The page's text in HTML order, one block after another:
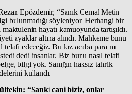
Epözdemir, “Sanık Cemal Metin
bulunmadığı söyleniyor. Herhangi bir
hayatı kamuoyunda tartışıldı.
ayaklar altına alındı. Mahkeme bunu
telafi edeceğiz. Bu kız acaba para mı
dedi insanlar. Biz bunu nasıl telafi
bilgi yok. Sanığın haksız tahrik
kullandı.
“Sanki cani biziz, onlar